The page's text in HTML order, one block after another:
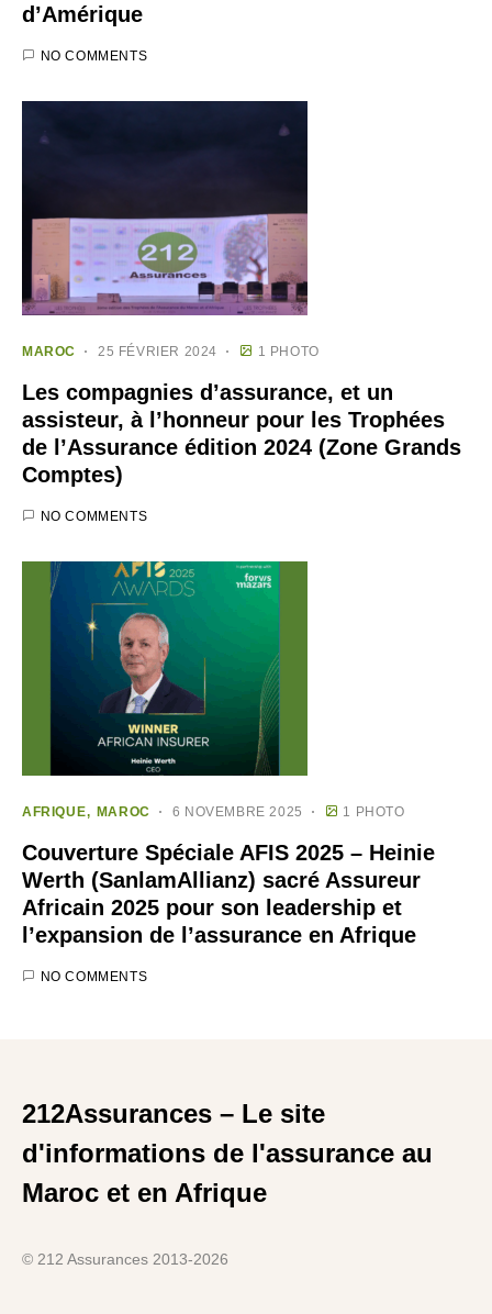
d’Amérique
NO COMMENTS
MAROC 25 FÉVRIER 2024 1 PHOTO
Les compagnies d’assurance, et un
assisteur, à l’honneur pour les Trophées
de l’Assurance édition 2024 (Zone Grands
Comptes)
NO COMMENTS
AFRIQUE MAROC 6 NOVEMBRE 2025 1 PHOTO
Couverture Spéciale AFIS 2025 – Heinie
Werth (SanlamAllianz) sacré Assureur
Africain 2025 pour son leadership et
l’expansion de l’assurance en Afrique
NO COMMENTS
212Assurances – Le site
d'informations de l'assurance au
Maroc et en Afrique
© 212 Assurances 2013-2026